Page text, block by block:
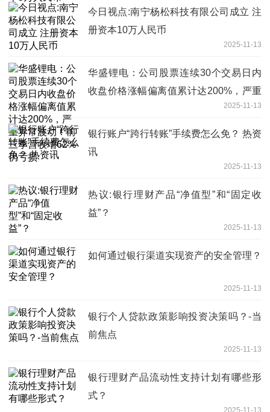
今日视点:南宁杨松科技有限公司成立 注
册资本10万人民币
2025-11-13
华盛锂电：公司股票连续30个交易日内
收盘价格涨幅偏离值累计达200%，严重
异常波动！前三季营收增62%仍亏损2025-11-13
银行账户“跨行转账”手续费怎么免？ 热资
讯
2025-11-13
热议:银行理财产品“净值型”和“固定收
益”？
2025-11-13
如何通过银行渠道实现资产的安全管理？
2025-11-13
银行个人贷款政策影响投资决策吗？-当
前焦点
2025-11-13
银行理财产品流动性支持计划有哪些形
式？